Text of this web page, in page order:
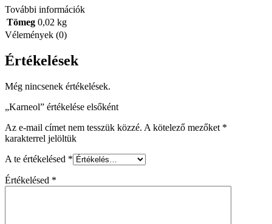
További információk
Tömeg 0,02 kg
Vélemények (0)
Értékelések
Még nincsenek értékelések.
„Karneol” értékelése elsőként
Az e-mail címet nem tesszük közzé. A kötelező mezőket *
karakterrel jelöltük
A te értékelésed *
Értékelésed *